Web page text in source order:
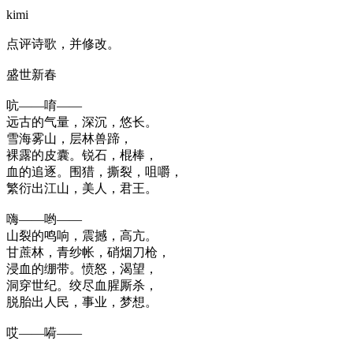
kimi
点评诗歌，并修改。
盛世新春
吭——唷——
远古的气量，深沉，悠长。
雪海雾山，层林兽蹄，
裸露的皮囊。锐石，棍棒，
血的追逐。围猎，撕裂，咀嚼，
繁衍出江山，美人，君王。
嗨——哟——
山裂的鸣响，震撼，高亢。
甘蔗林，青纱帐，硝烟刀枪，
浸血的绷带。愤怒，渴望，
洞穿世纪。绞尽血腥厮杀，
脱胎出人民，事业，梦想。
哎——嗬——